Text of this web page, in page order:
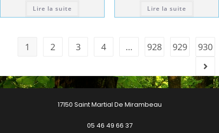
Lire la suite Lire la suite
1 2 3 4 … 928 929 930
17150 Saint Martial De Mirambeau
05 46 49 66 37